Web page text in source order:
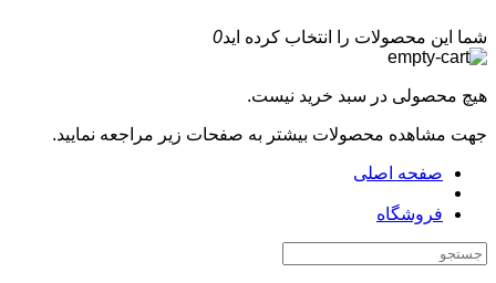
شما این محصولات را انتخاب کرده اید0
هیچ محصولی در سبد خرید نیست.
جهت مشاهده محصولات بیشتر به صفحات زیر مراجعه نمایید.
صفحه اصلی
فروشگاه